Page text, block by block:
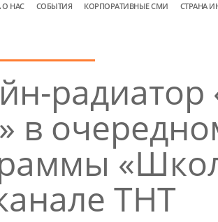
О НАС СОБЫТИЯ КОРПОРАТИВНЫЕ СМИ СТРАНА
радиатор
в
ТНТ